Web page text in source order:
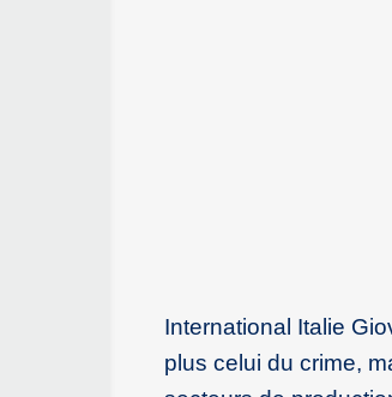
International Italie
plus celui du crime,